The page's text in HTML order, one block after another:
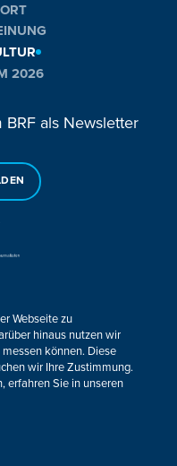
2026
als Newsletter
Anmerkungen?
UNS!
Barrierefreiheit
Webseite zu
hinaus nutzen wir
können. Diese
wir Ihre Zustimmung.
erfahren Sie in unseren